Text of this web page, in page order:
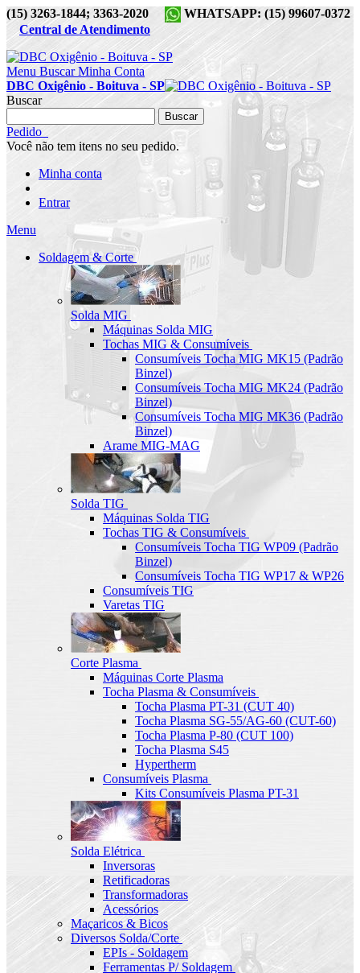
(15) 3263-1844; 3363-2020
WHATSAPP: (15) 99607-0372
Central de Atendimento
Menu Buscar Minha Conta
DBC Oxigênio - Boituva - SP
Buscar
Buscar
Pedido
Você não tem itens no seu pedido.
Minha conta
Entrar
Menu
Soldagem & Corte
Solda MIG
Máquinas Solda MIG
Tochas MIG & Consumíveis
Consumíveis Tocha MIG MK15 (Padrão
Binzel)
Consumíveis Tocha MIG MK24 (Padrão
Binzel)
Consumíveis Tocha MIG MK36 (Padrão
Binzel)
Arame MIG-MAG
Solda TIG
Máquinas Solda TIG
Tochas TIG & Consumíveis
Consumíveis Tocha TIG WP09 (Padrão
Binzel)
Consumíveis Tocha TIG WP17 & WP26
Consumíveis TIG
Varetas TIG
Corte Plasma
Máquinas Corte Plasma
Tocha Plasma & Consumíveis
Tocha Plasma PT-31 (CUT 40)
Tocha Plasma SG-55/AG-60 (CUT-60)
Tocha Plasma P-80 (CUT 100)
Tocha Plasma S45
Hypertherm
Consumíveis Plasma
Kits Consumíveis Plasma PT-31
Solda Elétrica
Inversoras
Retificadoras
Transformadoras
Acessórios
Maçaricos & Bicos
Diversos Solda/Corte
EPIs - Soldagem
Ferramentas P/ Soldagem